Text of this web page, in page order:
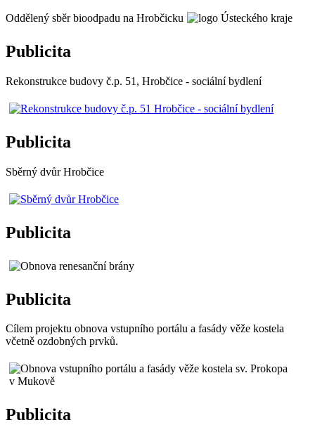
Oddělený sběr bioodpadu na Hrobčicku
Publicita
Rekonstrukce budovy č.p. 51, Hrobčice - sociální bydlení
Publicita
Sběrný dvůr Hrobčice
Publicita
Publicita
Cílem projektu obnova vstupního portálu a fasády věže kostela
včetně ozdobných prvků.
Publicita